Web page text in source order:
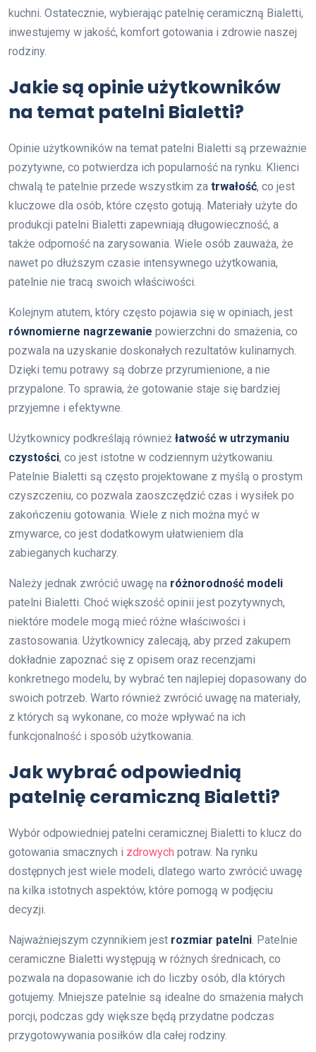
kuchni. Ostatecznie, wybierając patelnię ceramiczną Bialetti,
inwestujemy w jakość, komfort gotowania i zdrowie naszej
rodziny.
Jakie są opinie użytkowników
na temat patelni Bialetti?
Opinie użytkowników na temat patelni Bialetti są przeważnie
pozytywne, co potwierdza ich popularność na rynku. Klienci
chwalą te patelnie przede wszystkim za trwałość, co jest
kluczowe dla osób, które często gotują. Materiały użyte do
produkcji patelni Bialetti zapewniają długowieczność, a
także odporność na zarysowania. Wiele osób zauważa, że
nawet po dłuższym czasie intensywnego użytkowania,
patelnie nie tracą swoich właściwości.
Kolejnym atutem, który często pojawia się w opiniach, jest
równomierne nagrzewanie powierzchni do smażenia, co
pozwala na uzyskanie doskonałych rezultatów kulinarnych.
Dzięki temu potrawy są dobrze przyrumienione, a nie
przypalone. To sprawia, że gotowanie staje się bardziej
przyjemne i efektywne.
Użytkownicy podkreślają również łatwość w utrzymaniu
czystości, co jest istotne w codziennym użytkowaniu.
Patelnie Bialetti są często projektowane z myślą o prostym
czyszczeniu, co pozwala zaoszczędzić czas i wysiłek po
zakończeniu gotowania. Wiele z nich można myć w
zmywarce, co jest dodatkowym ułatwieniem dla
zabieganych kucharzy.
Należy jednak zwrócić uwagę na różnorodność modeli
patelni Bialetti. Choć większość opinii jest pozytywnych,
niektóre modele mogą mieć różne właściwości i
zastosowania. Użytkownicy zalecają, aby przed zakupem
dokładnie zapoznać się z opisem oraz recenzjami
konkretnego modelu, by wybrać ten najlepiej dopasowany do
swoich potrzeb. Warto również zwrócić uwagę na materiały,
z których są wykonane, co może wpływać na ich
funkcjonalność i sposób użytkowania.
Jak wybrać odpowiednią
patelnię ceramiczną Bialetti?
Wybór odpowiedniej patelni ceramicznej Bialetti to klucz do
gotowania smacznych i zdrowych potraw. Na rynku
dostępnych jest wiele modeli, dlatego warto zwrócić uwagę
na kilka istotnych aspektów, które pomogą w podjęciu
decyzji.
Najważniejszym czynnikiem jest rozmiar patelni . Patelnie
ceramiczne Bialetti występują w różnych średnicach, co
pozwala na dopasowanie ich do liczby osób, dla których
gotujemy. Mniejsze patelnie są idealne do smażenia małych
porcji, podczas gdy większe będą przydatne podczas
przygotowywania posiłków dla całej rodziny.